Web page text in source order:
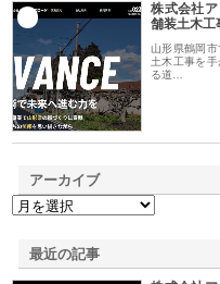
株式会社
舗装土木工
山形県鶴岡
土木工事を手
る道…
アーカイブ
最近の記事